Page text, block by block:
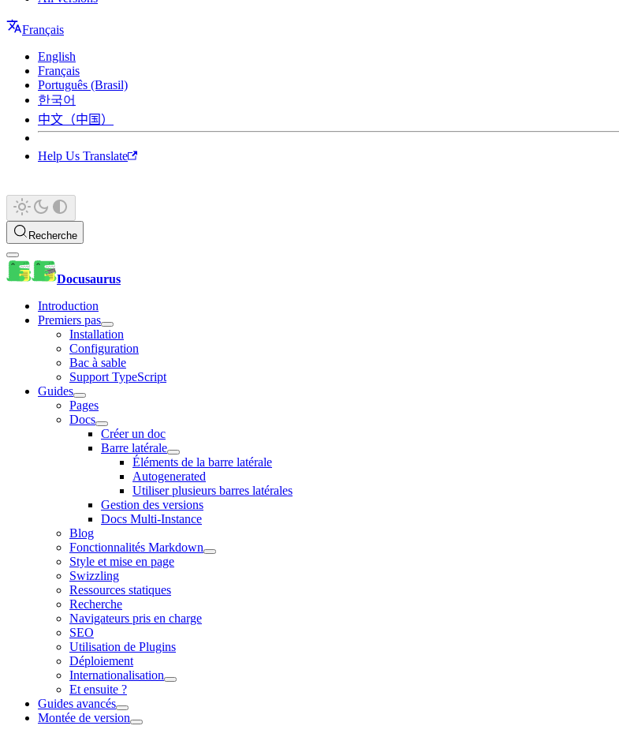
Français
English
Français
Português (Brasil)
한국어
中文（中国）
Help Us Translate
Recherche
Docusaurus
Introduction
Premiers pas
Installation
Configuration
Bac à sable
Support TypeScript
Guides
Pages
Docs
Créer un doc
Barre latérale
Éléments de la barre latérale
Autogenerated
Utiliser plusieurs barres latérales
Gestion des versions
Docs Multi-Instance
Blog
Fonctionnalités Markdown
Style et mise en page
Swizzling
Ressources statiques
Recherche
Navigateurs pris en charge
SEO
Utilisation de Plugins
Déploiement
Internationalisation
Et ensuite ?
Guides avancés
Montée de version